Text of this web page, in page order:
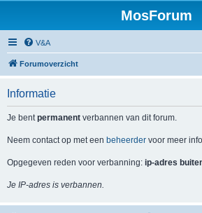
MosForum
V&A
Forumoverzicht
Informatie
Je bentpermanent verbannen van dit forum.
Neem contact op met een beheerder voor meer
Opgegeven reden voor verbanning: ip-adres
Je IP-adres is verbannen.